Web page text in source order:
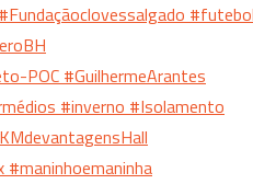
#Fundaçãoclovessalgado
POC #GuilhermeArantes
#inverno #Isolamento
#maninhoemaninha